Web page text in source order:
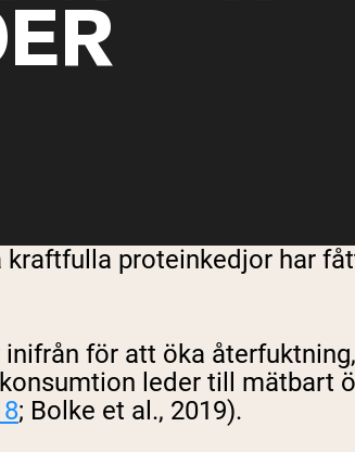
kraftfulla proteinkedjor har
för att öka
leder till mätbart
; Bolke et al., 2019).